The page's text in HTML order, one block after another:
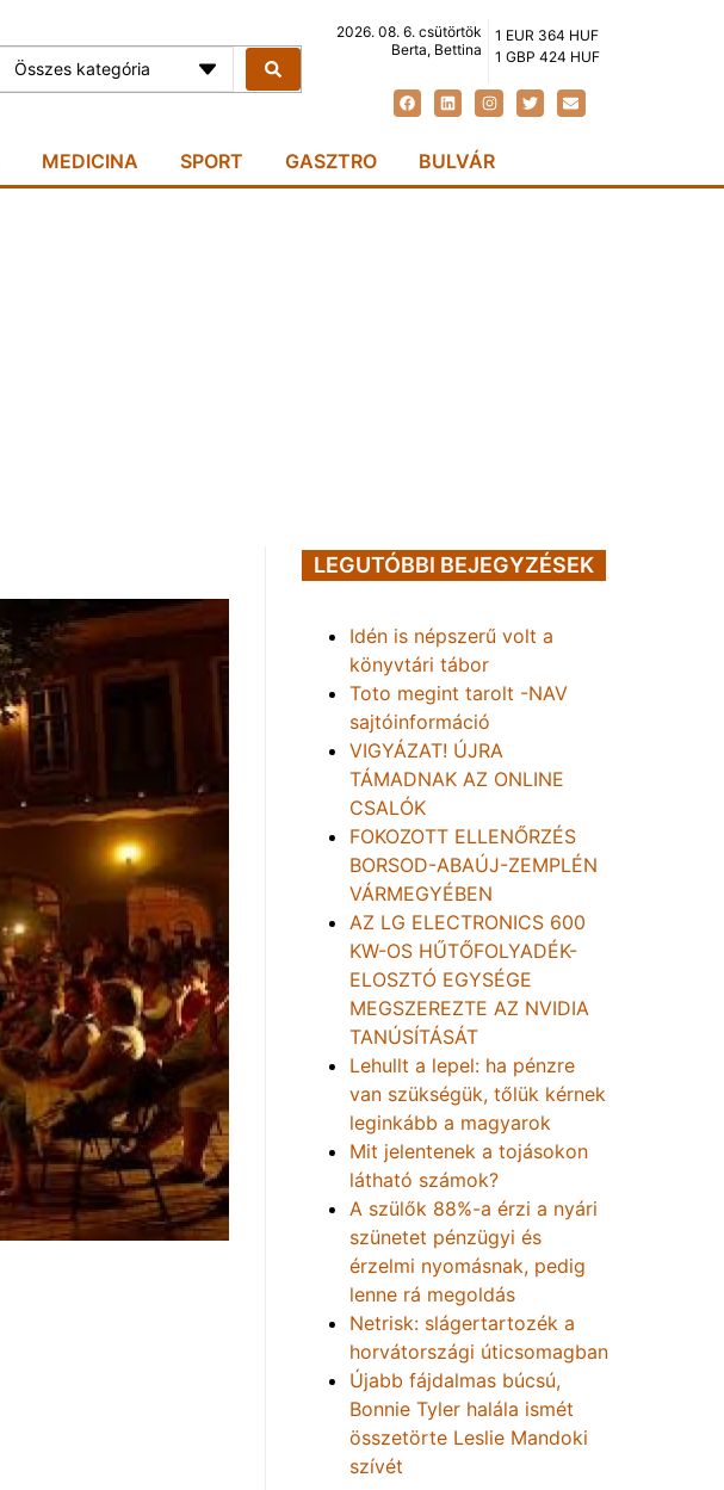
Összes kategória
2026. 08. 6. csütörtök
Berta, Bettina
1 EUR 364 HUF
1 GBP 424 HUF
MEDICINA SPORT GASZTRO BULVÁR
LEGUTÓBBI BEJEGYZÉSEK
Idén is népszerű volt a
könyvtári tábor
Toto megint tarolt -NAV
sajtóinformáció
VIGYÁZAT! ÚJRA
TÁMADNAK AZ ONLINE
CSALÓK
FOKOZOTT ELLENŐRZÉS
BORSOD-ABAÚJ-ZEMPLÉN
VÁRMEGYÉBEN
AZ LG ELECTRONICS 600
KW-OS HŰTŐFOLYADÉK-
ELOSZTÓ EGYSÉGE
MEGSZEREZTE AZ NVIDIA
TANÚSÍTÁSÁT
Lehullt a lepel: ha pénzre
van szükségük, tőlük kérnek
leginkább a magyarok
Mit jelentenek a tojásokon
látható számok?
A szülők 88%-a érzi a nyári
szünetet pénzügyi és
érzelmi nyomásnak, pedig
lenne rá megoldás
Netrisk: slágertartozék a
horvátországi úticsomagban
Újabb fájdalmas búcsú,
Bonnie Tyler halála ismét
összetörte Leslie Mandoki
szívét